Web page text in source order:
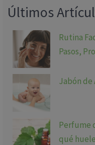
Últimos
Rutina
Pasos,
Jabón de
Perfume
qué